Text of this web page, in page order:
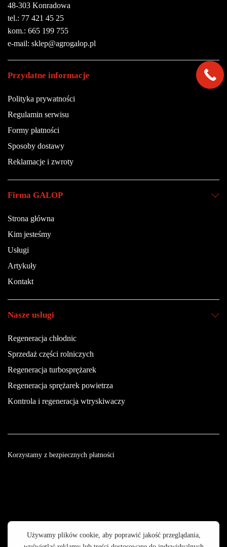
48-303 Konradowa
tel.: 77 421 45 25
kom.: 665 199 755
e-mail: sklep@agrogalop.pl
Przydatne informacje
Polityka prywatności
Regulamin serwisu
Formy płatności
Sposoby dostawy
Reklamacje i zwroty
Firma GALOP
Strona główna
Kim jesteśmy
Usługi
Artykuły
Kontakt
Nasze usługi
Regeneracja chłodnic
Sprzedaż części rolniczych
Regeneracja turbosprężarek
Regeneracja sprężarek powietrza
Kontrola i regeneracja wtryskiwaczy
Korzystamy z bezpiecznych płatności